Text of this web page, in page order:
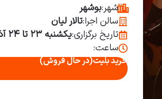
شهر:بوشهر
سالن اجرا:تالار لیان
تاریخ برگزاری:یکشنبه ۲۳ تا ۲۴ آذر
ساعت:
خرید بلیت(در حال فروش)